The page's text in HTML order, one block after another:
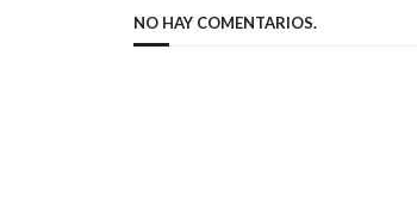
NO HAY COMENTARIOS.